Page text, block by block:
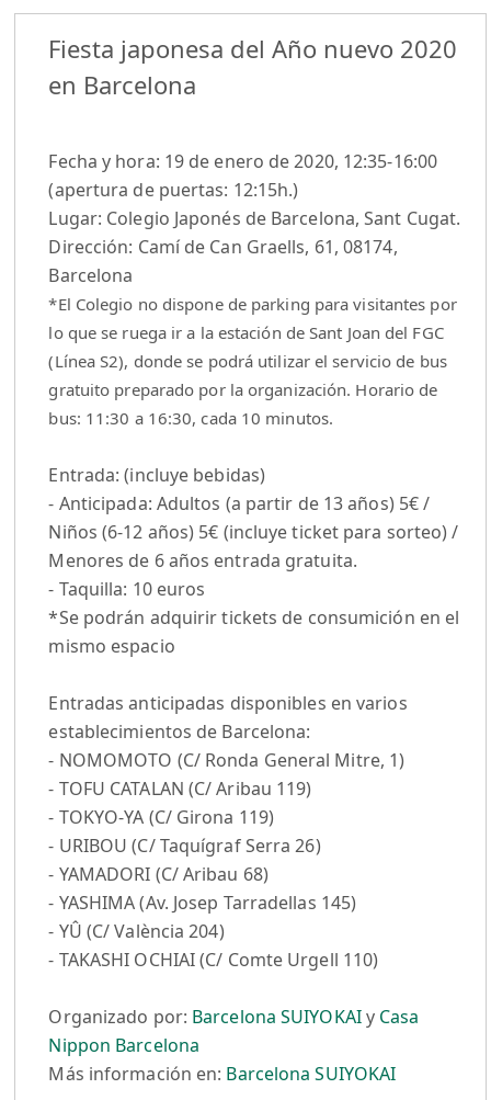
Fiesta japonesa del Año nuevo 2020
en Barcelona
Fecha y hora: 19 de enero de 2020, 12:35-16:00
(apertura de puertas: 12:15h.)
Lugar: Colegio Japonés de Barcelona, Sant Cugat.
Dirección: Camí de Can Graells, 61, 08174,
Barcelona
*El Colegio no dispone de parking para visitantes por
lo que se ruega ir a la estación de Sant Joan del FGC
(Línea S2), donde se podrá utilizar el servicio de bus
gratuito preparado por la organización. Horario de
bus: 11:30 a 16:30, cada 10 minutos.
Entrada: (incluye bebidas)
- Anticipada: Adultos (a partir de 13 años) 5€ /
Niños (6-12 años) 5€ (incluye ticket para sorteo) /
Menores de 6 años entrada gratuita.
- Taquilla: 10 euros
*Se podrán adquirir tickets de consumición en el
mismo espacio
Entradas anticipadas disponibles en varios
establecimientos de Barcelona:
- NOMOMOTO (C/ Ronda General Mitre, 1)
- TOFU CATALAN (C/ Aribau 119)
- TOKYO-YA (C/ Girona 119)
- URIBOU (C/ Taquígraf Serra 26)
- YAMADORI (C/ Aribau 68)
- YASHIMA (Av. Josep Tarradellas 145)
- YÛ (C/ València 204)
- TAKASHI OCHIAI (C/ Comte Urgell 110)
Organizado por: Barcelona SUIYOKAIy Casa
Nippon Barcelona
Más información en: Barcelona SUIYOKAI